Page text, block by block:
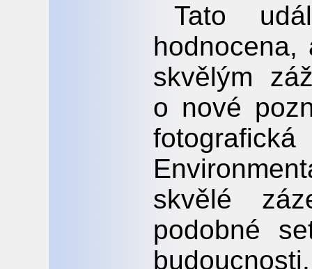
Tato
skvělým
o nové
skvělé
podobné
budoucnosti.